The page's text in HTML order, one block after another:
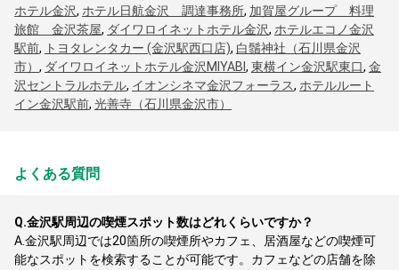
ホテル金沢, ホテル日航金沢 調達事務所, 加賀屋グループ 料理
旅館 金沢茶屋, ダイワロイネットホテル金沢, ホテルエコノ金沢
駅前, トヨタレンタカー (金沢駅西口店), 白鬚神社（石川県金沢
市） , ダイワロイネットホテル金沢MIYABI , 東横イン金沢駅東口, 金
沢セントラルホテル, イオンシネマ金沢フォーラス, ホテルルート
イン金沢駅前, 光善寺（石川県金沢市）
よくある質問
Q.金沢駅周辺の喫煙スポット数はどれくらいですか？
A.金沢駅周辺では20箇所の喫煙所やカフェ、居酒屋などの喫煙可
能なスポットを検索することが可能です。カフェなどの店舗を除